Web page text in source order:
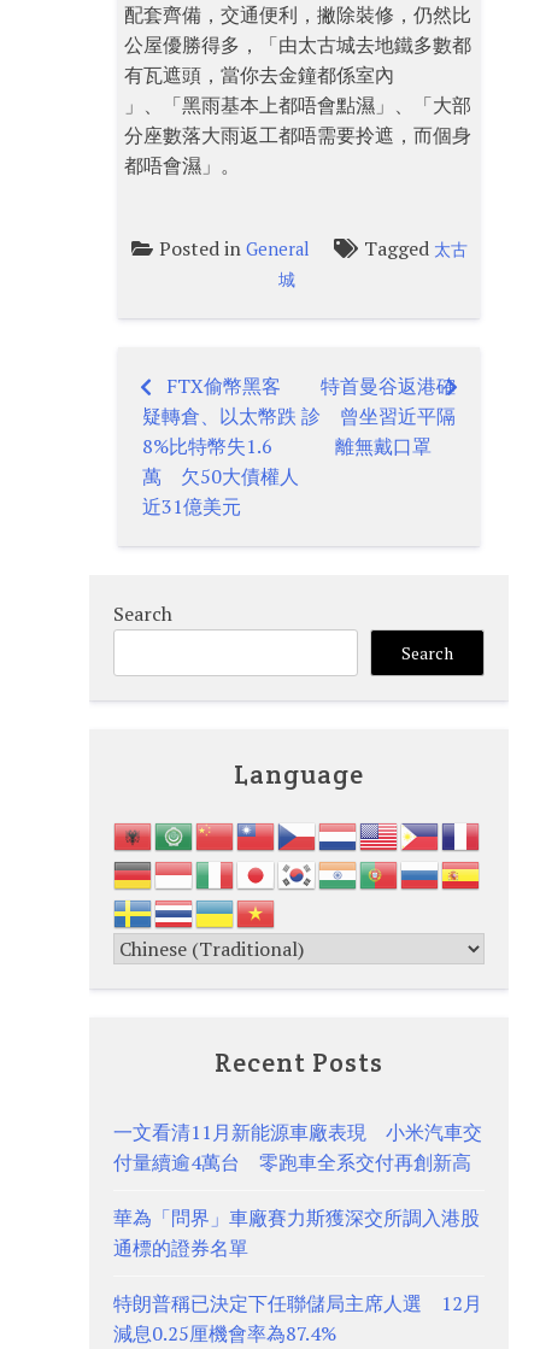
配套齊備，交通便利，撇除裝修，仍然比
公屋優勝得多，「由太古城去地鐵多數都
有瓦遮頭，當你去金鐘都係室內
」、「黑雨基本上都唔會點濕」、「大部
分座數落大雨返工都唔需要拎遮，而個身
都唔會濕」。
Posted in General Tagged 太古
城
Post
navigation
FTX偷幣黑客
疑轉倉、以太幣跌
8%比特幣失1.6
萬 欠50大債權人
近31億美元
特首曼谷返港確
診 曾坐習近平隔
離無戴口罩
Search
Search
Language
Recent Posts
一文看清11月新能源車廠表現 小米汽車交
付量續逾4萬台 零跑車全系交付再創新高
華為「問界」車廠賽力斯獲深交所調入港股
通標的證券名單
特朗普稱已決定下任聯儲局主席人選 12月
減息0.25厘機會率為87.4%